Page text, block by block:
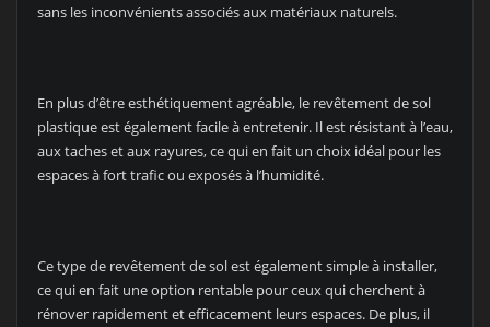
sans les inconvénients associés aux matériaux naturels.
En plus d’être esthétiquement agréable, le revêtement de sol
plastique est également facile à entretenir. Il est résistant à l’eau,
aux taches et aux rayures, ce qui en fait un choix idéal pour les
espaces à fort trafic ou exposés à l’humidité.
Ce type de revêtement de sol est également simple à installer,
ce qui en fait une option rentable pour ceux qui cherchent à
rénover rapidement et efficacement leurs espaces. De plus, il